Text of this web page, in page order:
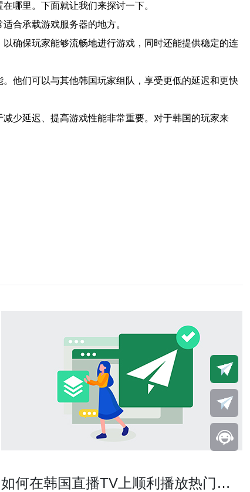
哪里。下面就让我们来探讨一下。
合承载游戏服务器的地方。
确保玩家能够流畅地进行游戏，同时还能提供稳定的连
他们可以与其他韩国玩家组队，享受更低的延迟和更快
少延迟、提高游戏性能非常重要。对于韩国的玩家来
如何在韩国直播TV上顺利播放热门节